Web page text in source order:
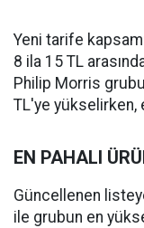
Yeni tarife
8 ila 15 TL
Philip Morris
TL'ye yükselirken,
EN PAHALI
Güncellenen
ile grubun en